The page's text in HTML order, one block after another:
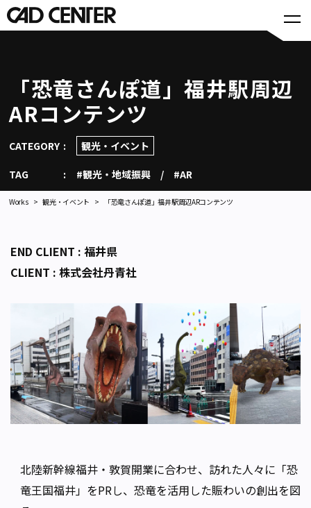
「恐竜さんぽ道」福井駅周辺
ARコンテンツ
CATEGORY 観光・イベント
TAG #観光・地域振興 #AR
Works 観光・イベント 「恐竜さんぽ道」福井駅周辺ARコンテンツ
END CLIENT : 福井県
CLIENT : 株式会社丹青社
北陸新幹線福井・敦賀開業に合わせ、訪れた人々に「恐
竜王国福井」をPRし、恐竜を活用した賑わいの創出を図